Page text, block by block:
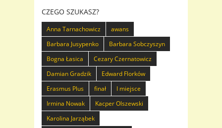
CZEGO SZUKASZ?
Anna Tarnachowicz
awans
Barbara Jusypenko
Barbara Sobczyszyn
Bogna Łasica
Cezary Czernatowicz
Damian Gradzik
Edward Florków
Erasmus Plus
finał
I miejsce
Irmina Nowak
Kacper Olszewski
Karolina Jarząbek